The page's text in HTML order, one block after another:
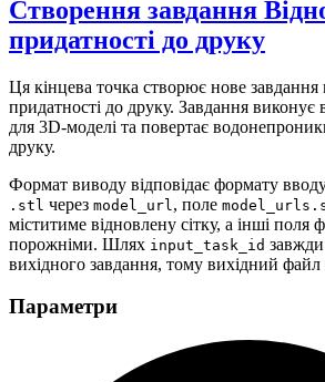
Створення завдання
придатності до друку
Ця кінцева точка створює нове завдання
придатності до друку. Завдання виконує
для 3D-моделі та повертає
друку.
Формат виводу відповідає формату
.stl через model_url , поле
міститиме відновлену сітку, а інші поля
порожніми. Шлях input_task_id
вихідного завдання, тому вихідний
Параметри